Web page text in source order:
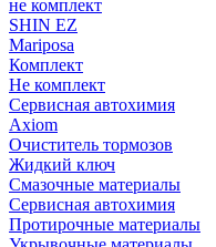
не комплект
SHIN EZ
Mariposa
Комплект
Не комплект
Сервисная автохимия
Axiom
Очиститель тормозов
Жидкий ключ
Смазочные материалы
Сервисная автохимия
Протирочные материалы